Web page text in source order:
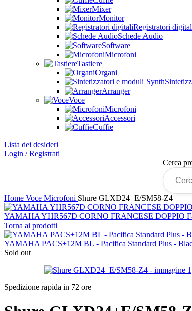
Mixer
Monitor
Registratori
Schede Audio
Software
Microfoni
Tastiere
Organi
Arranger
Voce
Microfoni
Accessori
Cuffie
Lista dei desideri
Login / Registrati
Cerca
Home Voce Microfoni Shure GLXD24+E/SM58-Z4
YAMAHA YHR567D CORNO FRANCESE DOPPIO
Torna ai prodotti
YAMAHA PACS+12M BL - Pacifica Standard Plus -
Sold out
Spedizione rapida in 72 ore